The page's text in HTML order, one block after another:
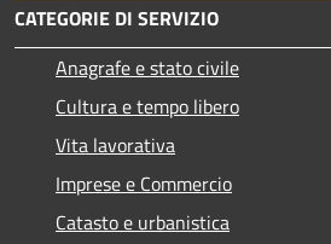
CATEGORIE DI SERVIZIO
Anagrafe e stato civile
Cultura e tempo libero
Vita lavorativa
Imprese e Commercio
Catasto e urbanistica